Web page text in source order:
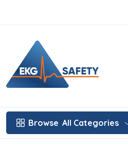
Browse All Categories